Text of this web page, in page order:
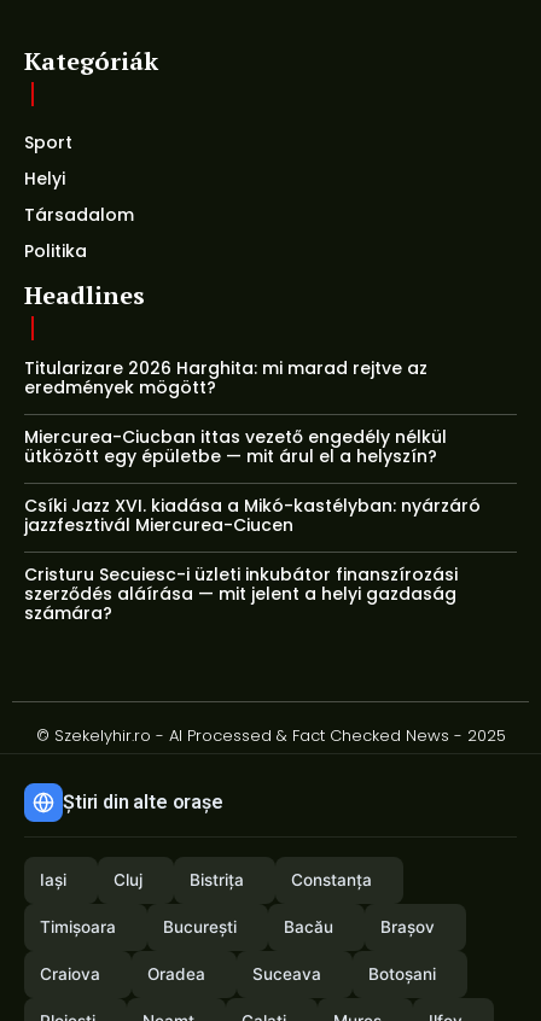
Kategóriák
Sport
Helyi
Társadalom
Politika
Headlines
Titularizare 2026 Harghita: mi marad rejtve az
eredmények mögött?
Miercurea-Ciucban ittas vezető engedély nélkül
ütközött egy épületbe — mit árul el a helyszín?
Csíki Jazz XVI. kiadása a Mikó-kastélyban: nyárzáró
jazzfesztivál Miercurea-Ciucen
Cristuru Secuiesc-i üzleti inkubátor finanszírozási
szerződés aláírása — mit jelent a helyi gazdaság
számára?
© Szekelyhir.ro - AI Processed & Fact Checked News - 2025
Știri din alte orașe
Iași Cluj Bistrița Constanța
Timișoara București Bacău Brașov
Craiova Oradea Suceava Botoșani